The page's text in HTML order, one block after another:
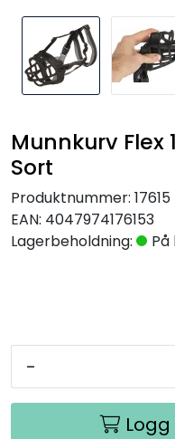
Munnkurv Flex
Sort
Produktnummer: 17615
EAN: 4047974176153
Lagerbeholdning:
-